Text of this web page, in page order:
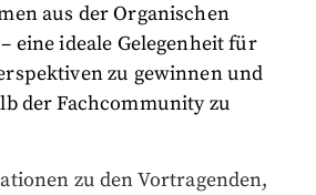
aus der Organischen
eine ideale Gelegenheit für
zu gewinnen und
der Fachcommunity zu
zu den Vortragenden,